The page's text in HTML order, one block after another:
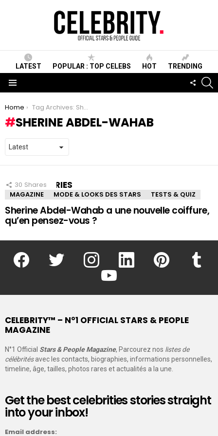
LATEST POPULAR : TOP CELEBS HOT TRENDING
You are here:
Home Tag Archives: Sherine Abdel-Wahab
SHERINE ABDEL-WAHAB
LATEST STORIES
30 Shares
MAGAZINE
MODE & LOOKS DES STARS TESTS & QUIZ
Sherine Abdel-Wahab a une nouvelle coiffure,
qu’en pensez-vous ?
facebook twitter instagram linkedin pinterest
youtube
CELEBRITY™ – N°1 OFFICIAL STARS & PEOPLE
MAGAZINE
N°1 Official Stars & People Magazine, Parcourez nos listes de
célébritésavec les contacts, biographies, informations personnelles,
timeline, âge, tailles, photos rares et actualités a la une.
Get the best celebrities stories straight
into your inbox!
Email address: